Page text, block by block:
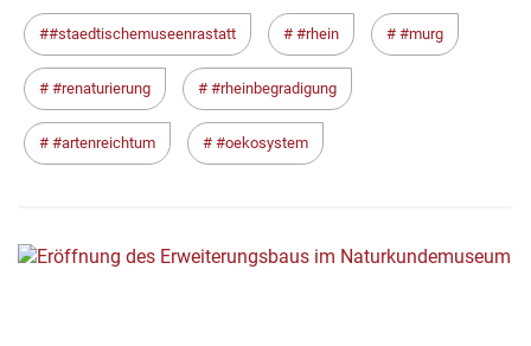
#staedtischemuseenrastatt #rhein #murg
#renaturierung #rheinbegradigung
#artenreichtum #oekosystem